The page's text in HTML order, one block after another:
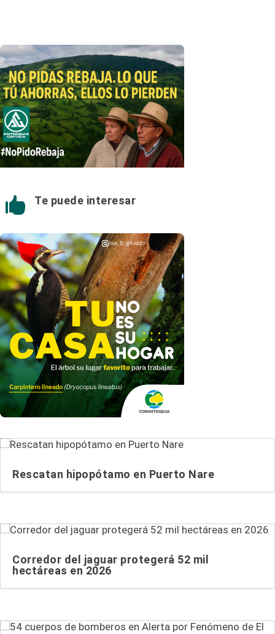
 Te puede interesar
Rescatan hipopótamo en Puerto Nare
Corredor del jaguar protegerá 52 mil
hectáreas en 2026